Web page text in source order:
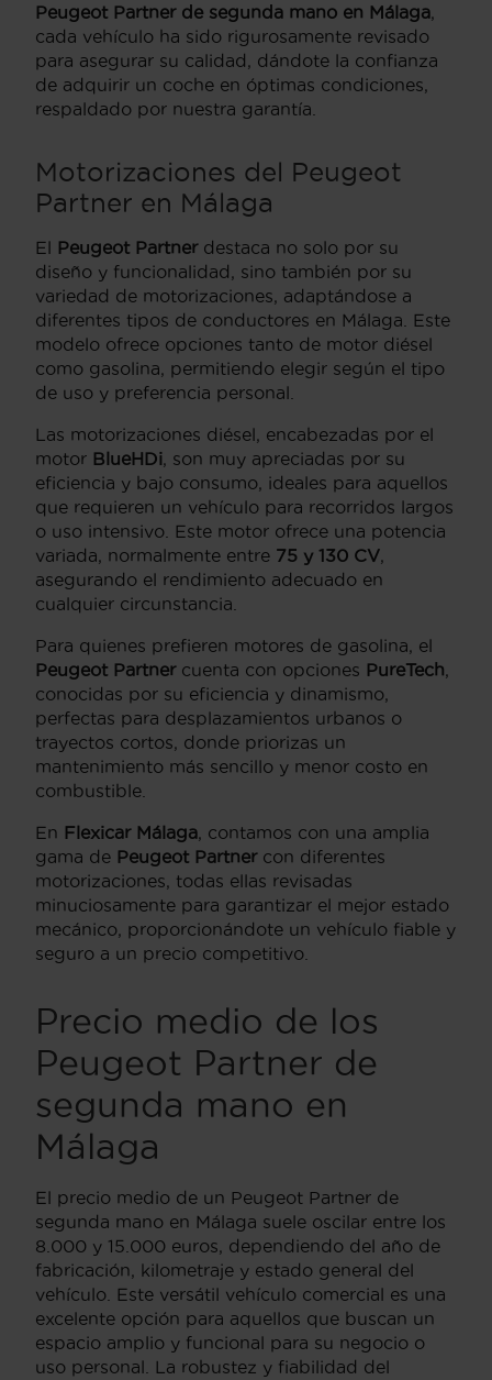
Peugeot Partner de segunda mano en Málaga,
cada vehículo ha sido rigurosamente revisado
para asegurar su calidad, dándote la confianza
de adquirir un coche en óptimas condiciones,
respaldado por nuestra garantía.
Motorizaciones del Peugeot
Partner en Málaga
El Peugeot Partnerdestaca no solo por su
diseño y funcionalidad, sino también por su
variedad de motorizaciones, adaptándose a
diferentes tipos de conductores en Málaga. Este
modelo ofrece opciones tanto de motor diésel
como gasolina, permitiendo elegir según el tipo
de uso y preferencia personal.
Las motorizaciones diésel, encabezadas por el
motor BlueHDi, son muy apreciadas por su
eficiencia y bajo consumo, ideales para aquellos
que requieren un vehículo para recorridos largos
o uso intensivo. Este motor ofrece una potencia
variada, normalmente entre 75 y 130 CV,
asegurando el rendimiento adecuado en
cualquier circunstancia.
Para quienes prefieren motores de gasolina, el
Peugeot Partnercuenta con opciones PureTech,
conocidas por su eficiencia y dinamismo,
perfectas para desplazamientos urbanos o
trayectos cortos, donde priorizas un
mantenimiento más sencillo y menor costo en
combustible.
En Flexicar Málaga, contamos con una amplia
gama de Peugeot Partnercon diferentes
motorizaciones, todas ellas revisadas
minuciosamente para garantizar el mejor estado
mecánico, proporcionándote un vehículo fiable y
seguro a un precio competitivo.
Precio medio de los
Peugeot Partner de
segunda mano en
Málaga
El precio medio de un Peugeot Partner de
segunda mano en Málaga suele oscilar entre los
8.000 y 15.000 euros, dependiendo del año de
fabricación, kilometraje y estado general del
vehículo. Este versátil vehículo comercial es una
excelente opción para aquellos que buscan un
espacio amplio y funcional para su negocio o
uso personal. La robustez y fiabilidad del